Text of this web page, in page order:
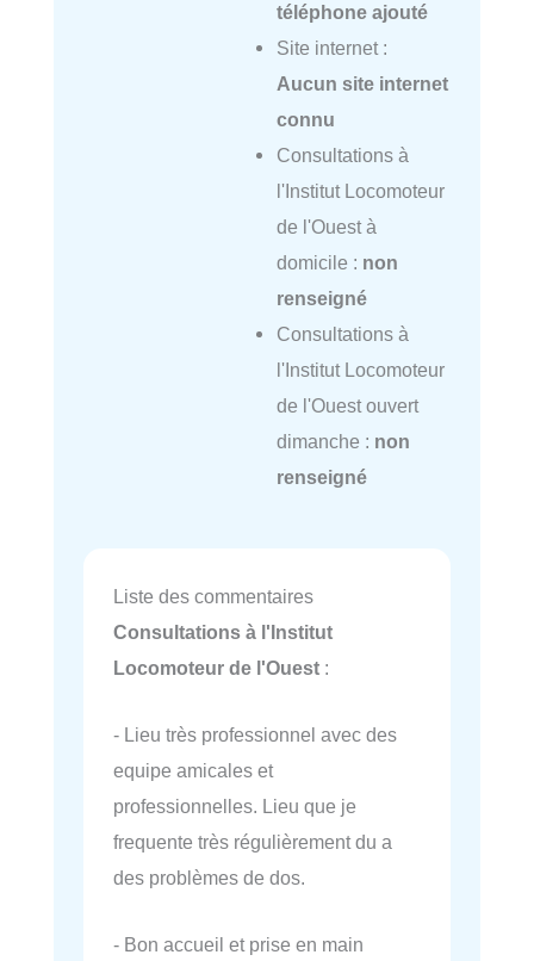
téléphone ajouté
Site internet :
Aucun site internet
connu
Consultations à
l'Institut Locomoteur
de l'Ouest à
domicile : non
renseigné
Consultations à
l'Institut Locomoteur
de l'Ouest ouvert
dimanche : non
renseigné
Liste des commentaires
Consultations à l'Institut
Locomoteur de l'Ouest :
- Lieu très professionnel avec des
equipe amicales et
professionnelles. Lieu que je
frequente très régulièrement du a
des problèmes de dos.
- Bon accueil et prise en main